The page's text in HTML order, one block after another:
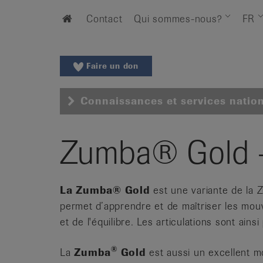
Home
Contact Qui sommes-nous? FR
Faire un don
Connaissances et services
Zumba® Gold
La Zumba® Gold est une variante de la
permet d’apprendre et de maîtriser les
et de l'équilibre. Les articulations sont
LaZumba® Gold est aussi un excellent